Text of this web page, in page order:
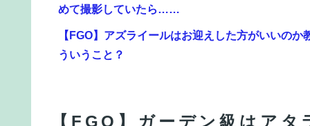
めて撮影していたら……
【FGO】アズライールはお迎えした方がいいの
ういうこと？
【FGO】ガーデン級はア